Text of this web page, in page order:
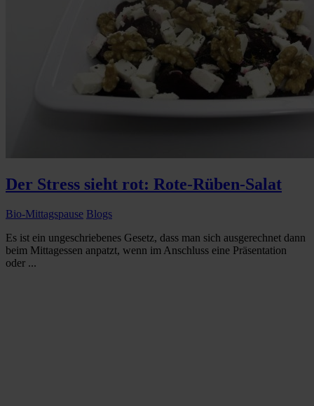
Der Stress sieht rot: Rote-Rüben-Salat
Bio-Mittagspause Blogs
Es ist ein ungeschriebenes Gesetz, dass man sich ausgerechnet dann
beim Mittagessen anpatzt, wenn im Anschluss eine Präsentation
oder ...